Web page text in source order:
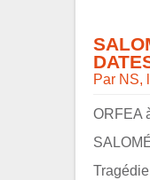
Par NS,
ORFEA